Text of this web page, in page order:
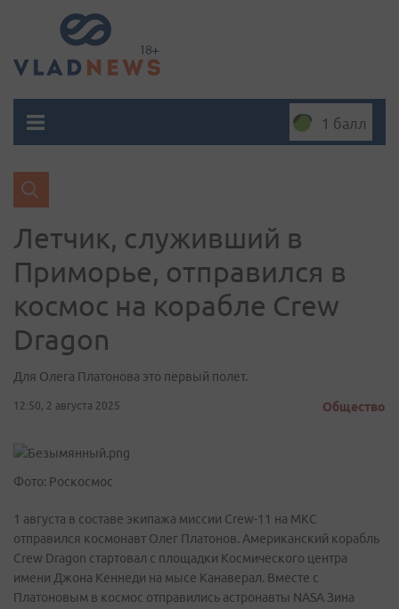
1 балл
Летчик, служивший в
Приморье, отправился в
космос на корабле Crew
Dragon
Для Олега Платонова это первый полет.
12:50, 2 августа 2025 Общество
Фото: Роскосмос
1 августа в составе экипажа миссии Crew-11 на МКС
отправился космонавт Олег Платонов. Американский корабль
Crew Dragon стартовал с площадки Космического центра
имени Джона Кеннеди на мысе Канаверал. Вместе с
Платоновым в космос отправились астронавты NASA Зина